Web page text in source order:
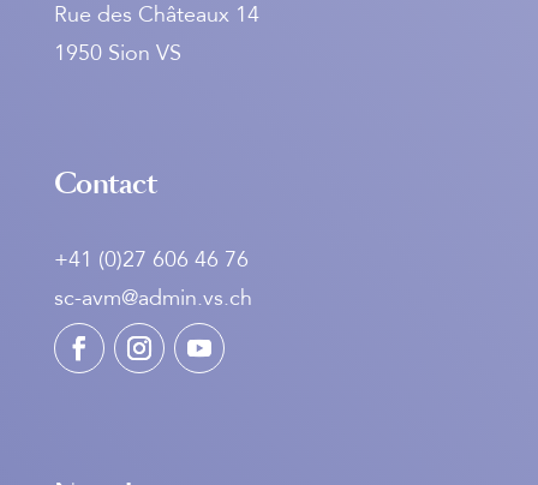
Rue des Châteaux 14
1950 Sion VS
Contact
+41 (0)27 606 46 76
sc-avm@admin.vs.ch